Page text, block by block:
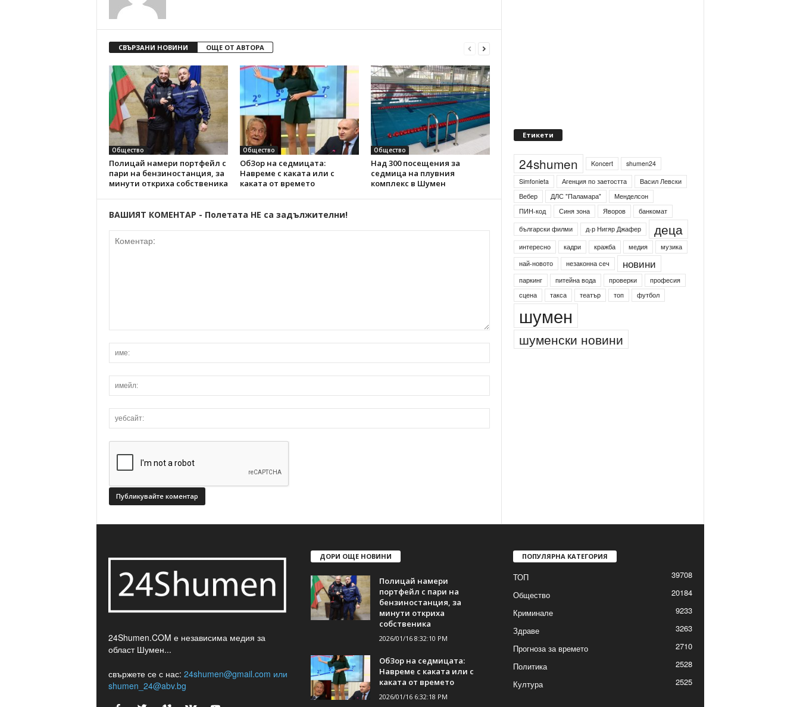
СВЪРЗАНИ НОВИНИ ОЩЕ ОТ АВТОРА
Общество
Полицай намери портфейл с
пари на бензиностанция, за
минути откриха собственика
Общество
ОбЗор на седмицата:
Навреме с каката или с
каката от времето
Общество
Над 300 посещения за
седмица на плувния
комплекс в Шумен
ВАШИЯТ КОМЕНТАР - Полетата НЕ са задължителни!
Етикети
24shumen Koncert
shumen24
Simfonieta
Агенция по заетостта
Васил Левски
Вебер
ДЛС "Паламара"
Менделсон
ПИН-код
Синя зона Яворов
банкомат
български филми
д-р Нигяр Джафер деца
интересно кадри кражба медия
музика
най-новото
незаконна сеч новини
паркинг питейна вода проверки
професия
сцена
такса театър топ футбол
шумен
шуменски новини
24Shumen.COM е независима медия за
област Шумен...
свържете се с нас: 24shumen@gmail.com или
shumen_24@abv.bg
ДОРИ ОЩЕ НОВИНИ
Полицай намери
портфейл с пари на
бензиностанция, за
минути откриха
собственика
2026/01/16 8:32:10 PM
ОбЗор на седмицата:
Навреме с каката или с
каката от времето
2026/01/16 6:32:18 PM
ПОПУЛЯРНА КАТЕГОРИЯ
ТОП
39708
Общество
20184
Криминале
9233
Здраве
3263
Прогноза за времето
2710
Политика
2528
Култура
2525